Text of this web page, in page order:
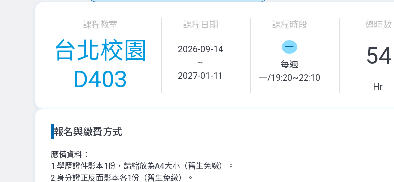
課程教室
台北校園
D403
課程日期
2026-09-14
~
2027-01-11
課程時段
一
每週
一/19:20~22:10
總時數
54
Hr
報名與繳費方式
應備資料：
1.學歷證件影本1份，請縮放為A4大小（舊生免繳）。
2.身分證正反面影本各1份（舊生免繳）。